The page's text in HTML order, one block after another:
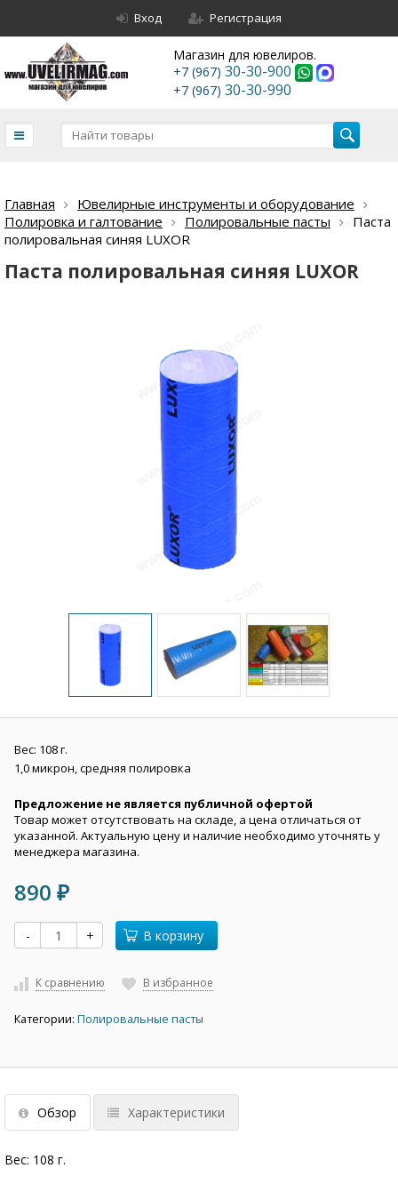
Вход Регистрация
Магазин для ювелиров.
+7 (967) 30-30-900
+7 (967) 30-30-990
Главная
Ювелирные инструменты и оборудование
Полировка и галтование
Полировальные пасты
Паста
полировальная синяя LUXOR
Паста полировальная синяя LUXOR
Вес: 108 г.
1,0 микрон, средняя полировка
Предложение не является публичной офертой
Товар может отсутствовать на складе, а цена отличаться от
указанной. Актуальную цену и наличие необходимо уточнять у
менеджера магазина.
890 ₽
- + В корзину
К сравнению В избранное
Категории: Полировальные пасты
Обзор Характеристики
Вес: 108 г.